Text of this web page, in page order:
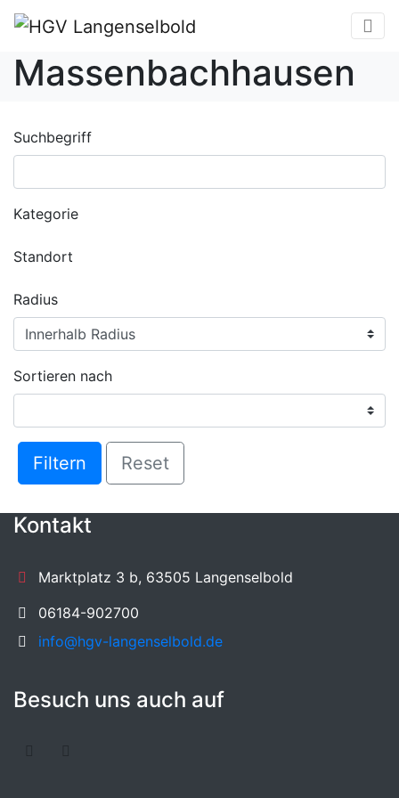
Massenbachhausen
Suchbegriff
Kategorie
Standort
Radius
Sortieren nach
Filtern Reset
Kontakt
Marktplatz 3 b, 63505 Langenselbold
06184-902700
info@hgv-langenselbold.de
Besuch uns auch auf